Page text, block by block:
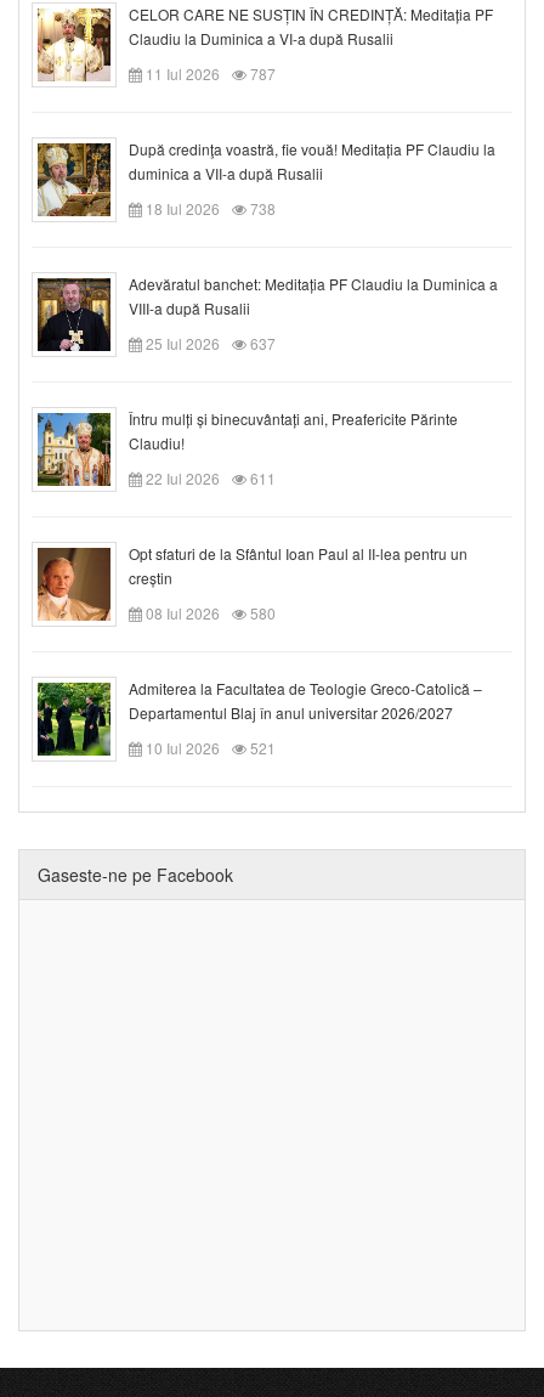
CELOR CARE NE SUSȚIN ÎN CREDINȚĂ: Meditația PF
Claudiu la Duminica a VI-a după Rusalii
11 Iul 2026
787
După credinţa voastră, fie vouă! Meditația PF Claudiu la
duminica a VII-a după Rusalii
18 Iul 2026
738
Adevăratul banchet: Meditația PF Claudiu la Duminica a
VIII-a după Rusalii
25 Iul 2026
637
Întru mulți și binecuvântați ani, Preafericite Părinte
Claudiu!
22 Iul 2026
611
Opt sfaturi de la Sfântul Ioan Paul al II-lea pentru un
creștin
08 Iul 2026
580
Admiterea la Facultatea de Teologie Greco-Catolică –
Departamentul Blaj în anul universitar 2026/2027
10 Iul 2026
521
Gaseste-ne pe Facebook